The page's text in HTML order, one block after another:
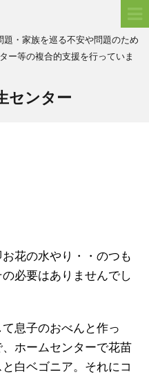
・家族を巡る不安や問題のため
ー等の複合的支援を行っていま
センター
花の水やり・・のつも
必要はありませんでし
息子のおべんと作っ
ホームセンターで花苗
白ベゴニア。それにコ